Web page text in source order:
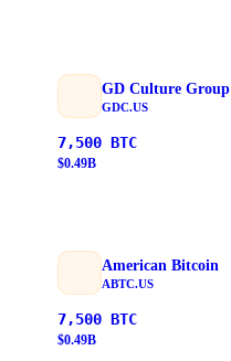
GD Culture Group
GDC.US
7,500 BTC
$0.49B
American Bitcoin
ABTC.US
7,500 BTC
$0.49B